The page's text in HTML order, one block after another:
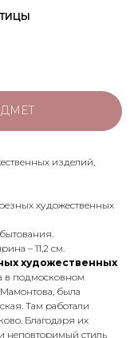
изделий,
художественных
– 11,2 см.
художественных
в подмосковном
была
Там работали
Благодаря их
неповторимый стиль